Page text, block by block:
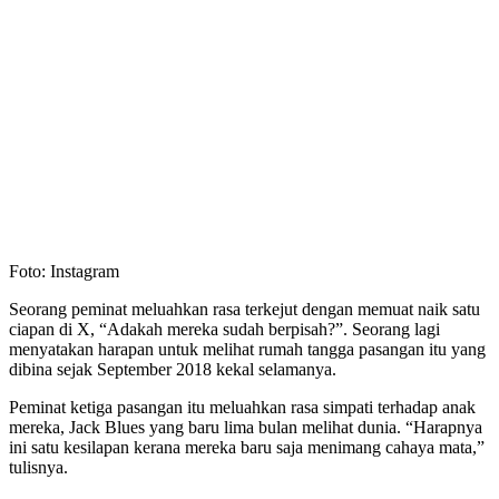
Foto: Instagram
Seorang peminat meluahkan rasa terkejut dengan memuat naik satu
ciapan di X, “Adakah mereka sudah berpisah?”. Seorang lagi
menyatakan harapan untuk melihat rumah tangga pasangan itu yang
dibina sejak September 2018 kekal selamanya.
Peminat ketiga pasangan itu meluahkan rasa simpati terhadap anak
mereka, Jack Blues yang baru lima bulan melihat dunia. “Harapnya
ini satu kesilapan kerana mereka baru saja menimang cahaya mata,”
tulisnya.